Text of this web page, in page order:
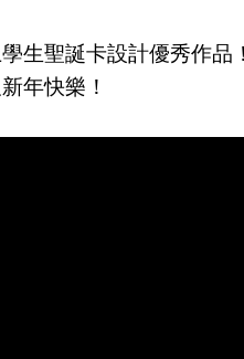
生聖誕卡設計優秀作品
年快樂！